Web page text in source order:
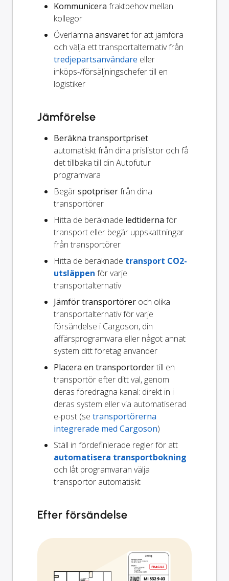
Kommunicera fraktbehov mellan
kollegor
Överlämna ansvaretför att jämföra
och välja ett transportalternativ från
tredjepartsanvändare eller
inköps-/försäljningschefer till en
logistiker
Jämförelse
Beräkna transportpriset
automatiskt från dina prislistor och få
det tillbaka till din Autofutur
programvara
Begärspotpriserfrån dina
transportörer
Hitta de beräknade ledtiderna för
transport eller begär uppskattningar
från transportörer
Hitta de beräknade transport CO2-
utsläppen för varje
transportalternativ
Jämför transportörer och olika
transportalternativ för varje
försändelse i Cargoson, din
affärsprogramvara eller något annat
system ditt företag använder
Placera en transportordertill en
transportör efter ditt val, genom
deras föredragna kanal: direkt in i
deras system eller via automatiserad
e-post (se transportörerna
integrerade med Cargoson)
Ställ in fördefinierade regler för att
automatisera transportbokning
och låt programvaran välja
transportör automatiskt
Efter försändelse